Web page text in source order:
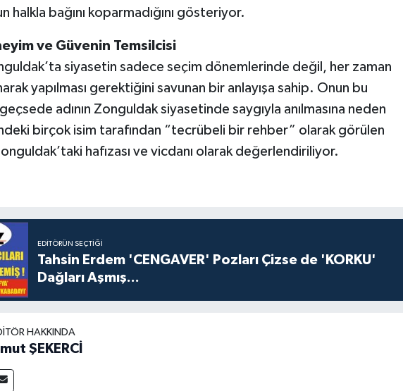
halkla bağını koparmadığını gösteriyor.
ve Güvenin Temsilcisi
siyasetin sadece seçim dönemlerinde değil, her zaman
yapılması gerektiğini savunan bir anlayışa sahip. Onun bu
geçsede adının Zonguldak siyasetinde saygıyla anılmasına neden
birçok isim tarafından “tecrübeli bir rehber” olarak görülen
hafızası ve vicdanı olarak değerlendiriliyor.
EDITÖRÜN SEÇTIĞI
Tahsin Erdem 'CENGAVER' Pozları Çizse de 'KORKU'
Dağları Aşmış...
HAKKINDA
ŞEKERCİ